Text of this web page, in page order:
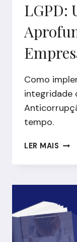
LGPD:
Como
integridade
tempo.
LER MAIS
GUIA